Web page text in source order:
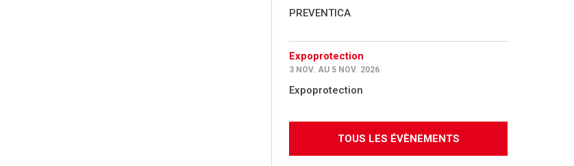
PREVENTICA
Expoprotection
3 NOV. AU 5 NOV. 2026
Expoprotection
TOUS LES ÉVÈNEMENTS